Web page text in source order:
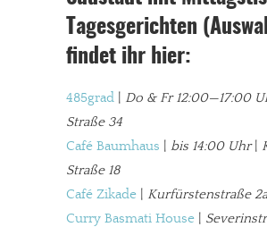
Tagesgerichten
findet ihr hier:
485grad Do & Fr 12:00—17:00
Straße 34
Café Baumhaus
bis 14:00 Uhr|
Straße 18
Café Zikade
Kurfürstenstraße 2a
Curry Basmati House